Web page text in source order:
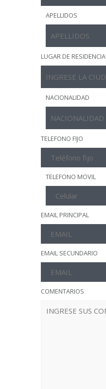
APELLIDOS
LUGAR DE RESIDENCIA
NACIONALIDAD
TELEFONO FIJO
TELEFONO MOVIL
EMAIL PRINCIPAL
EMAIL SECUNDARIO
COMENTARIOS